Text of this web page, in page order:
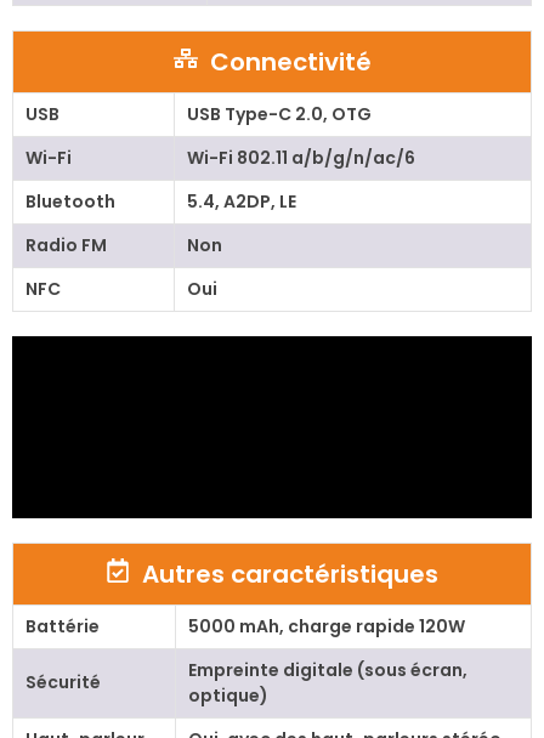
Connectivité
USB
USB Type-C 2.0, OTG
Wi-Fi
Wi-Fi 802.11 a/b/g/n/ac/6
Bluetooth
5.4, ​​A2DP, LE
Radio FM
Non
NFC
Oui
Autres caractéristiques
Battérie 5000 mAh, charge rapide 120W
Sécurité
Empreinte digitale (sous écran,
optique)